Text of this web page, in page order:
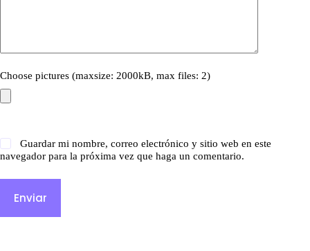
Choose pictures (maxsize: 2000kB, max files: 2)
Guardar mi nombre, correo electrónico y sitio web en este
navegador para la próxima vez que haga un comentario.
Enviar